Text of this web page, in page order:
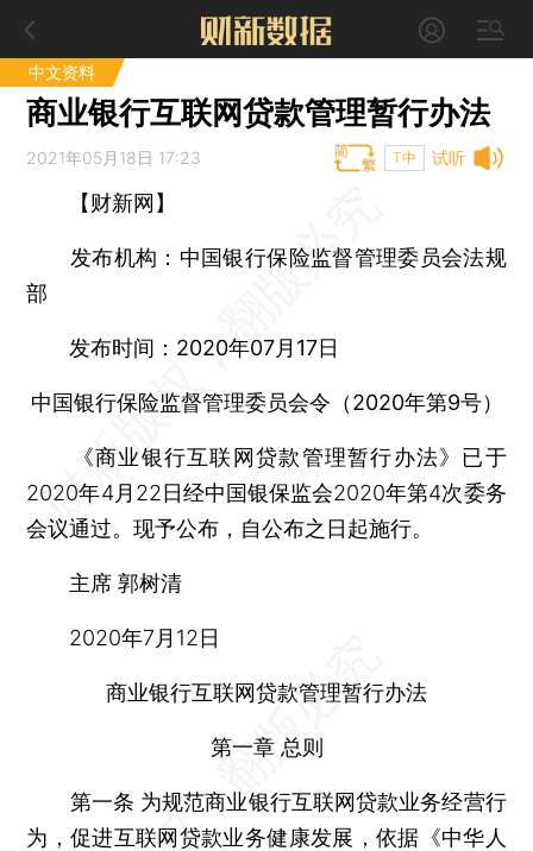
中文资料
商业银行互联网贷款管理暂行办法
试听
2021年05月18日 17:23 T中
【财新网】
发布机构：中国银行保险监督管理委员会法规
部
发布时间：2020年07月17日
中国银行保险监督管理委员会令（2020年第9号）
《商业银行互联网贷款管理暂行办法》已于
2020年4月22日经中国银保监会2020年第4次委务
会议通过。现予公布，自公布之日起施行。
主席 郭树清
2020年7月12日
商业银行互联网贷款管理暂行办法
第一章 总则
第一条 为规范商业银行互联网贷款业务经营行
为，促进互联网贷款业务健康发展，依据《中华人